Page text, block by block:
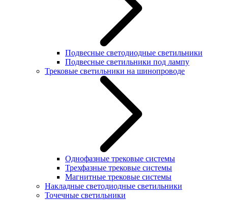
Подвесные светодиодные светильники
Подвесные светильники под лампу
Трековые светильники на шинопроводе
Однофазные трековые системы
Трехфазные трековые системы
Магнитные трековые системы
Накладные светодиодные светильники
Точечные светильники